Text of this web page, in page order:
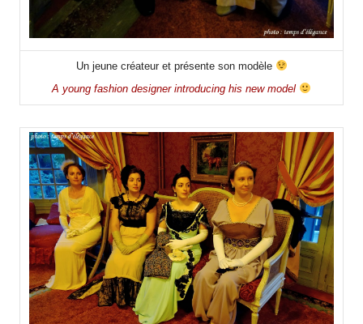
Un jeune créateur et présente son modèle
A young fashion designer introducing his new model